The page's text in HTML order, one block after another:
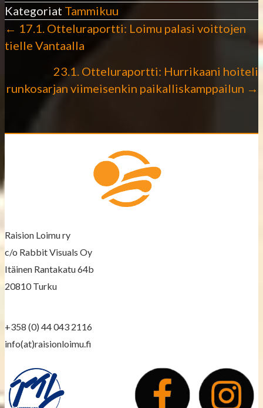
Kategoriat Tammikuu
P
s
i
g
a
t
i
n
← 17.1. Otteluraportti: Loimu palasi voittojen
tielle Vantaalla
23.1. Otteluraportti: Hurrikaani hoiteli
runkosarjan viimeisenkin paikalliskamppailun →
Raision Loimu ry
c/o Rabbit Visuals Oy
Itäinen Rantakatu 64b
20810 Turku
+358 (0) 44 043 2116
info(at)raisionloimu.fi